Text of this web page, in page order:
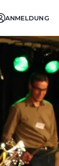
ANMELDUNG